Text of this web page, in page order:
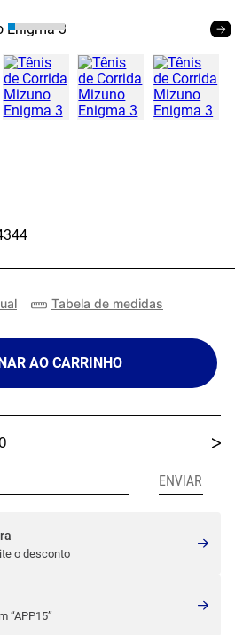
44
Tabela de medidas
AO CARRINHO
o desconto
“APP15”